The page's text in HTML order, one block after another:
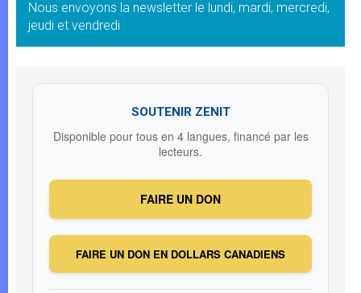
Nous envoyons la newsletter le lundi, mardi, mercredi,
jeudi et vendredi
SOUTENIR ZENIT
Disponible pour tous en 4 langues, financé par les
lecteurs.
FAIRE UN DON
FAIRE UN DON EN DOLLARS CANADIENS